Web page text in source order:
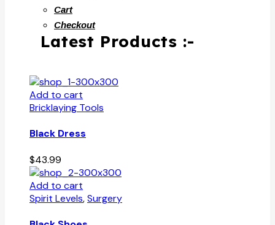
Cart
Checkout
Latest Products :-
Add to cart
Bricklaying Tools
Black Dress
$43.99
Add to cart
Spirit Levels,Surgery